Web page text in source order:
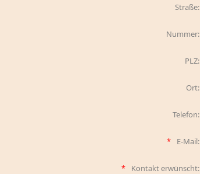
Straße:
Nummer:
PLZ:
Ort:
Telefon:
E-Mail:
Kontakt erwünscht: